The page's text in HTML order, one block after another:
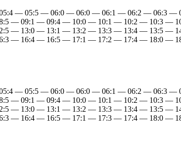
— 05:5 — 06:0 — 06:0 — 06:1 — 06:2 — 06:3
— 09:1 — 09:4 — 10:0 — 10:1 — 10:2 — 10:3 —
— 13:0 — 13:1 — 13:2 — 13:3 — 13:4 — 13:5 —
— 16:4 — 16:5 — 17:1 — 17:2 — 17:4 — 18:0 —
— 05:5 — 06:0 — 06:0 — 06:1 — 06:2 — 06:3
— 09:1 — 09:4 — 10:0 — 10:1 — 10:2 — 10:3 —
— 13:0 — 13:1 — 13:2 — 13:3 — 13:4 — 13:5 —
— 16:4 — 16:5 — 17:1 — 17:3 — 17:4 — 18:0 —